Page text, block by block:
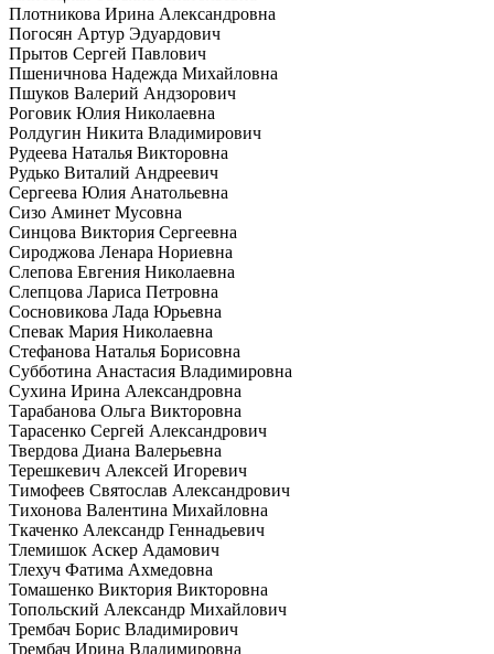
Плотникова Ирина Александровна
Погосян Артур Эдуардович
Прытов Сергей Павлович
Пшеничнова Надежда Михайловна
Пшуков Валерий Андзорович
Роговик Юлия Николаевна
Ролдугин Никита Владимирович
Рудеева Наталья Викторовна
Рудько Виталий Андреевич
Сергеева Юлия Анатольевна
Сизо Аминет Мусовна
Синцова Виктория Сергеевна
Сироджова Ленара Нориевна
Слепова Евгения Николаевна
Слепцова Лариса Петровна
Сосновикова Лада Юрьевна
Спевак Мария Николаевна
Стефанова Наталья Борисовна
Субботина Анастасия Владимировна
Сухина Ирина Александровна
Тарабанова Ольга Викторовна
Тарасенко Сергей Александрович
Твердова Диана Валерьевна
Терешкевич Алексей Игоревич
Тимофеев Святослав Александрович
Тихонова Валентина Михайловна
Ткаченко Александр Геннадьевич
Тлемишок Аскер Адамович
Тлехуч Фатима Ахмедовна
Томашенко Виктория Викторовна
Топольский Александр Михайлович
Трембач Борис Владимирович
Трембач Ирина Владимировна